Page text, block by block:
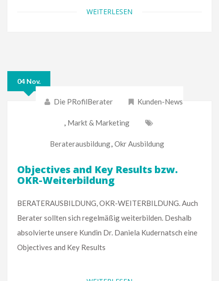
WEITERLESEN
04 Nov.
Die PRofilBerater Kunden-News
, Markt & Marketing
Beraterausbildung, Okr Ausbildung
Objectives and Key Results bzw.
OKR-Weiterbildung
BERATERAUSBILDUNG, OKR-WEITERBILDUNG. Auch
Berater sollten sich regelmäßig weiterbilden. Deshalb
absolvierte unsere Kundin Dr. Daniela Kudernatsch eine
Objectives and Key Results